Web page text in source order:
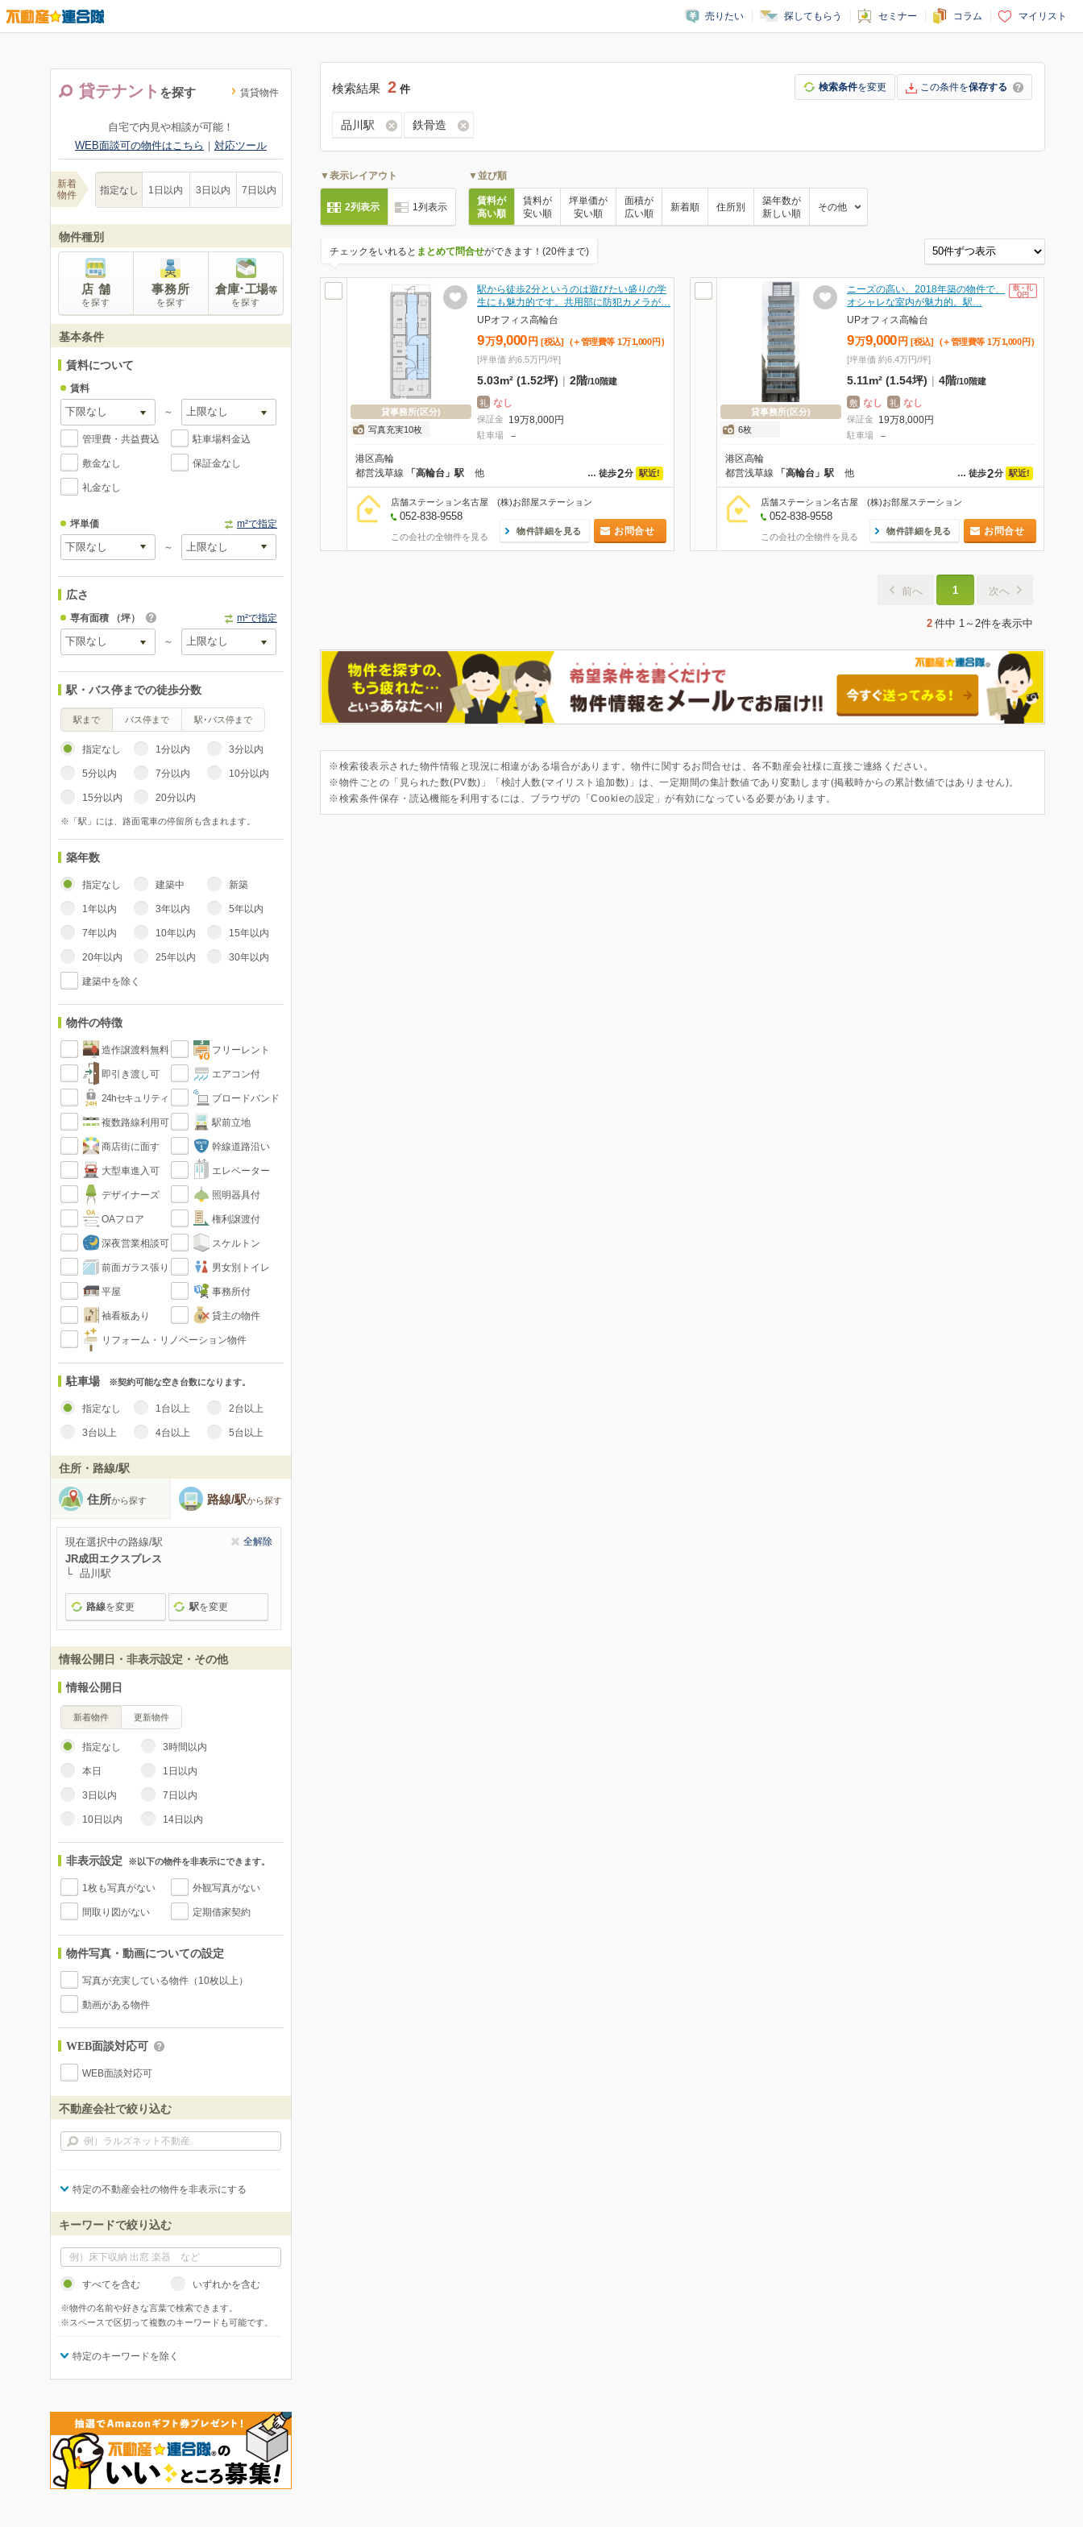
売りたい 探してもらう セミナー コラム マイリスト
貸テナント を探す 賃貸物件
自宅で内見や相談が可能！
WEB面談可の物件はこちら ｜ 対応ツール
新着
物件
指定なし 1日以内 3日以内 7日以内
物件種別
店 舗
を探す
事務所
を探す
倉庫･工場等
を探す
基本条件
賃料について
賃料
～
管理費・共益費込 駐車場料金込
敷金なし 保証金なし
礼金なし
坪単価 m²で指定
～
広さ
専有面積 （坪） m²で指定
～
駅・バス停までの徒歩分数
駅まで バス停まで 駅･バス停まで
指定なし 1分以内 3分以内
5分以内 7分以内 10分以内
15分以内 20分以内
※「駅」には、路面電車の停留所も含まれます。
築年数
指定なし 建築中 新築
1年以内 3年以内 5年以内
7年以内 10年以内 15年以内
20年以内 25年以内 30年以内
建築中を除く
物件の特徴
造作譲渡料無料 フリーレント
即引き渡し可 エアコン付
24hセキュリティ ブロードバンド
複数路線利用可 駅前立地
商店街に面す 幹線道路沿い
大型車進入可 エレベーター
デザイナーズ 照明器具付
OAフロア 権利譲渡付
深夜営業相談可 スケルトン
前面ガラス張り 男女別トイレ
平屋 事務所付
袖看板あり 貸主の物件
リフォーム・リノベーション物件
駐車場 ※契約可能な空き台数になります。
指定なし 1台以上 2台以上
3台以上 4台以上 5台以上
住所・路線/駅
住所から探す 路線/駅から探す
現在選択中の路線/駅 全解除
JR成田エクスプレス
品川駅
路線を変更 駅を変更
情報公開日・非表示設定・その他
情報公開日
新着物件 更新物件
指定なし 3時間以内
本日 1日以内
3日以内 7日以内
10日以内 14日以内
非表示設定 ※以下の物件を非表示にできます。
1枚も写真がない 外観写真がない
間取り図がない 定期借家契約
物件写真・動画についての設定
写真が充実している物件（10枚以上）
動画がある物件
WEB面談対応可
WEB面談対応可
不動産会社で絞り込む
特定の不動産会社の物件を非表示にする
キーワードで絞り込む
すべてを含む いずれかを含む
※物件の名前や好きな言葉で検索できます。
※スペースで区切って複数のキーワードも可能です。
特定のキーワードを除く
検索結果 2 件 検索条件を変更 この条件を保存する
品川駅 鉄骨造
▼表示レイアウト
2列表示 1列表示
▼並び順
賃料が
高い順
賃料が
安い順
坪単価が
安い順
面積が
広い順
新着順 住所別
築年数が
新しい順
その他
チェックをいれると まとめて問合せができます！(20件まで)
貸事務所(区分)
写真充実10枚
駅から徒歩2分というのは遊びたい盛りの学
生にも魅力的です。共用部に防犯カメラが…
UPオフィス高輪台
9万9,000 円 [税込] (＋管理費等 1万1,000 円 )
[坪単価 約6.5万円/坪]
5.03m² (1.52坪) | 2階/10階建
礼 なし
保証金 19万8,000円
駐車場
－
港区高輪
… 徒歩2分 駅近!
都営浅草線 「高輪台」駅 他
店舗ステーション名古屋 (株)お部屋ステーション
052-838-9558
この会社の全物件を見る
物件詳細を見る お問合せ
貸事務所(区分)
6枚
ニーズの高い、2018年築の物件で、
オシャレな室内が魅力的。駅…
UPオフィス高輪台
9万9,000 円 [税込] (＋管理費等 1万1,000 円 )
[坪単価 約6.4万円/坪]
5.11m² (1.54坪) | 4階/10階建
敷 なし 礼 なし
保証金 19万8,000円
駐車場
－
港区高輪
… 徒歩2分 駅近!
都営浅草線 「高輪台」駅 他
店舗ステーション名古屋 (株)お部屋ステーション
052-838-9558
この会社の全物件を見る
物件詳細を見る お問合せ
前へ 1 次へ
2 件中 1～2件を表示中
※検索後表示された物件情報と現況に相違がある場合があります。物件に関するお問合せは、各不動産会社様に直接ご連絡ください。
※物件ごとの「見られた数(PV数)」「検討人数(マイリスト追加数)」は、一定期間の集計数値であり変動します(掲載時からの累計数値ではありません)。
※検索条件保存・読込機能を利用するには、ブラウザの「Cookieの設定」が有効になっている必要があります。